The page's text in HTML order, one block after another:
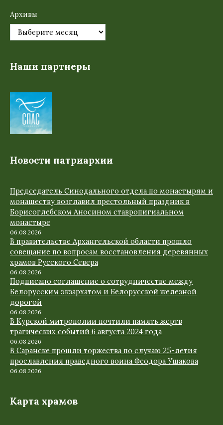
Архивы
Наши партнеры
Новости патриархии
Председатель Синодального отдела по монастырям и
монашеству возглавил престольный праздник в
Борисоглебском Аносином ставропигиальном
монастыре
06.08.2026
В правительстве Архангельской области прошло
совещание по вопросам восстановления деревянных
храмов Русского Севера
06.08.2026
Подписано соглашение о сотрудничестве между
Белорусским экзархатом и Белорусской железной
дорогой
06.08.2026
В Курской митрополии почтили память жертв
трагических событий 6 августа 2024 года
06.08.2026
В Саранске прошли торжества по случаю 25-летия
прославления праведного воина Феодора Ушакова
06.08.2026
Карта храмов